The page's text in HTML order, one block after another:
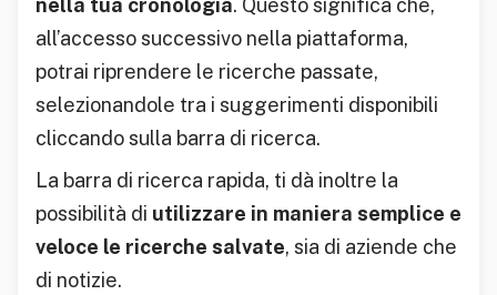
nella tua cronologia. Questo significa che,
all’accesso successivo nella piattaforma,
potrai riprendere le ricerche passate,
selezionandole tra i suggerimenti disponibili
cliccando sulla barra di ricerca.
La barra di ricerca rapida, ti dà inoltre la
possibilità di utilizzare in maniera semplice e
veloce le ricerche salvate, sia di aziende che
di notizie.